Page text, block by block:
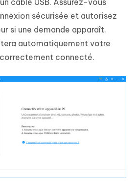
sécurisée et autorisez
si une demande apparaît.
automatiquement votre
connecté.